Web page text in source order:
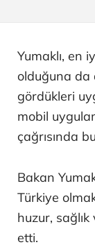
Yumaklı, en
olduğuna da
gördükleri
mobil
çağrısında
Bakan
Türkiye
huzur,
etti.